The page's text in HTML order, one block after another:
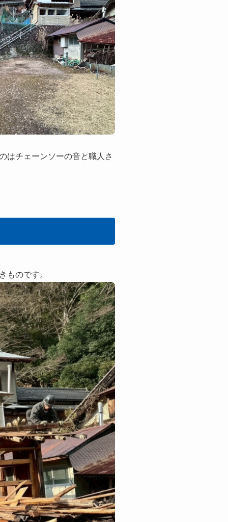
はチェーンソーの音と職人さ
ものです。